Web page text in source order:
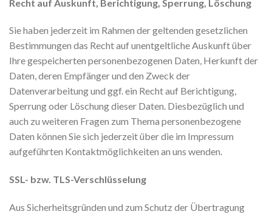
Recht auf Auskunft, Berichtigung, Sperrung, Löschung
Sie haben jederzeit im Rahmen der geltenden gesetzlichen
Bestimmungen das Recht auf unentgeltliche Auskunft über
Ihre gespeicherten personenbezogenen Daten, Herkunft der
Daten, deren Empfänger und den Zweck der
Datenverarbeitung und ggf. ein Recht auf Berichtigung,
Sperrung oder Löschung dieser Daten. Diesbezüglich und
auch zu weiteren Fragen zum Thema personenbezogene
Daten können Sie sich jederzeit über die im Impressum
aufgeführten Kontaktmöglichkeiten an uns wenden.
SSL- bzw. TLS-Verschlüsselung
Aus Sicherheitsgründen und zum Schutz der Übertragung